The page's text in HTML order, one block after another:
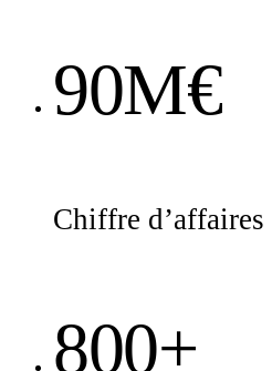
90M€
Chiffre d’affaires
800+